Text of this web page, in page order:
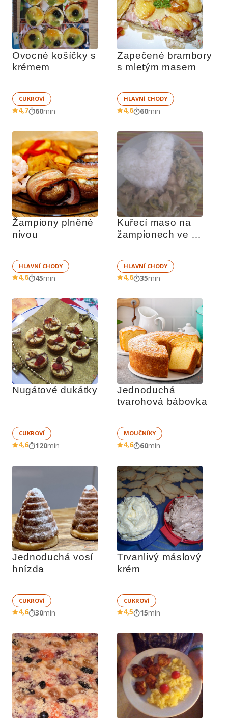
Ovocné košíčky s
krémem
CUKROVÍ
4,7 60min
Zapečené brambory
s mletým masem
HLAVNÍ CHODY
4,6 60min
Žampiony plněné
nivou
HLAVNÍ CHODY
4,6 45min
Kuřecí maso na
žampionech ve
HLAVNÍ CHODY
4,6 35min
Nugátové dukátky
CUKROVÍ
4,6 120min
Jednoduchá
tvarohová bábovka
MOUČNÍKY
4,6 60min
Jednoduchá vosí
hnízda
CUKROVÍ
4,6 30min
Trvanlivý máslový
krém
CUKROVÍ
4,5 15min